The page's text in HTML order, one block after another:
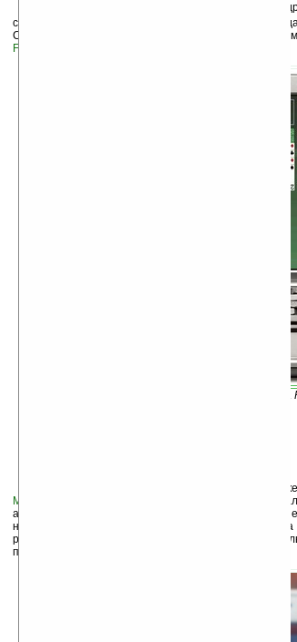
ще недавно злые языки в один голос
события последнего времени показывают
Сегодняшние новости касаются уже известных
Foleo
Косынка на
Сразу несколько компаний объявили о
MotionApps
представила органайзер (контакты,
адаптировала игры Sudoku и Solitaire. Пускай это и
но все только начинается. Открытая платформа
раскрыла и малой толики своего потенциала. В
программ для Foleo от известных разработчиков ПО.